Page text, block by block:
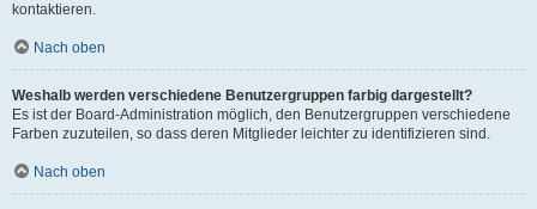
kontaktieren.
Nach oben
Weshalb werden verschiedene Benutzergruppen farbig dargestellt?
Es ist der Board-Administration möglich, den Benutzergruppen verschiedene
Farben zuzuteilen, so dass deren Mitglieder leichter zu identifizieren sind.
Nach oben